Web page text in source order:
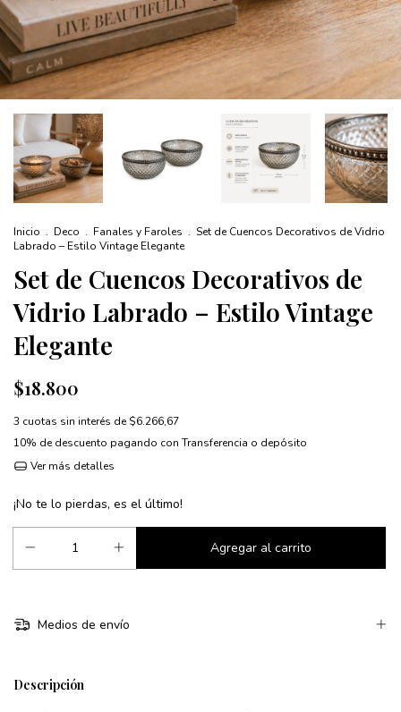
Inicio . Deco . Fanales y Faroles . Set de Cuencos Decorativos de Vidrio
Labrado – Estilo Vintage Elegante
Set de Cuencos Decorativos de
Vidrio Labrado – Estilo Vintage
Elegante
$18.800
3 cuotas sin interés de$6.266,67
10% de descuento pagando con Transferencia o depósito
Ver más detalles
¡No te lo pierdas, es el último!
Medios de envío
Descripción